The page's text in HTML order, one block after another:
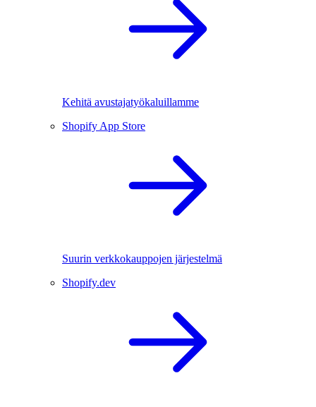
Kehitä avustajatyökaluillamme
Shopify App Store
Suurin verkkokauppojen järjestelmä
Shopify.dev